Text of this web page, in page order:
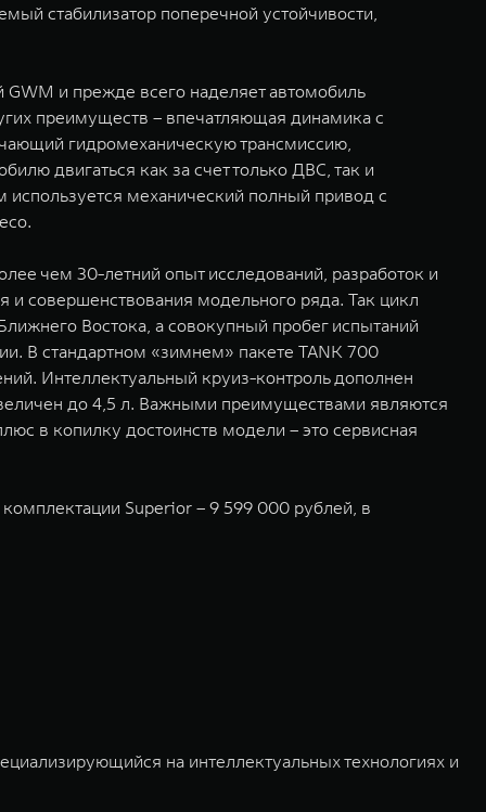
стабилизатор поперечной устойчивости,
GWM и прежде всего наделяет автомобиль
преимуществ – впечатляющая динамика с
гидромеханическую трансмиссию,
двигаться как за счет только ДВС, так и
механический полный привод с
чем 30-летний опыт исследований, разработок и
совершенствования модельного ряда. Так цикл
Востока, а совокупный пробег испытаний
В стандартном «зимнем» пакете TANK 700
Интеллектуальный круиз-контроль дополнен
до 4,5 л. Важными преимуществами являются
в копилку достоинств модели – это сервисная
Superior – 9 599 000 рублей, в
на интеллектуальных технологиях и
2011 годах соответственно. Сфера деятельности